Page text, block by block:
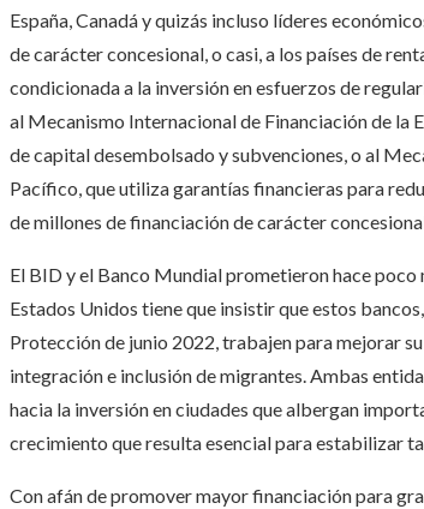
España, Canadá y quizás incluso líderes
de carácter concesional, o casi, a los países de
condicionada a la inversión en esfuerzos de
al Mecanismo Internacional de Financiación de la
de capital desembolsado y subvenciones, o al
Pacífico, que utiliza garantías financieras para
de millones de financiación de carácter
El BID y el Banco Mundial prometieron hace
Estados Unidos tiene que insistir que estos
Protección de junio 2022, trabajen para mejorar
integración e inclusión de migrantes. Ambas
hacia la inversión en ciudades que albergan
crecimiento que resulta esencial para estabilizar
Con afán de promover mayor financiación para